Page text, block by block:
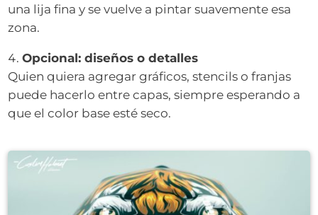
una lija fina y se vuelve a pintar suavemente esa
zona.
Opcional: diseños o detalles
Quien quiera agregar gráficos, stencils o franjas
puede hacerlo entre capas, siempre esperando a
que el color base esté seco.